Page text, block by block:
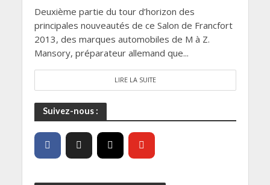
Deuxième partie du tour d’horizon des
principales nouveautés de ce Salon de Francfort
2013, des marques automobiles de M à Z.
Mansory, préparateur allemand que...
LIRE LA SUITE
Suivez-nous :